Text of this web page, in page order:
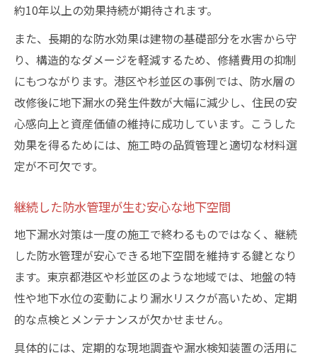
約10年以上の効果持続が期待されます。
また、長期的な防水効果は建物の基礎部分を水害から守
り、構造的なダメージを軽減するため、修繕費用の抑制
にもつながります。港区や杉並区の事例では、防水層の
改修後に地下漏水の発生件数が大幅に減少し、住民の安
心感向上と資産価値の維持に成功しています。こうした
効果を得るためには、施工時の品質管理と適切な材料選
定が不可欠です。
継続した防水管理が生む安心な地下空間
地下漏水対策は一度の施工で終わるものではなく、継続
した防水管理が安心できる地下空間を維持する鍵となり
ます。東京都港区や杉並区のような地域では、地盤の特
性や地下水位の変動により漏水リスクが高いため、定期
的な点検とメンテナンスが欠かせません。
具体的には、定期的な現地調査や漏水検知装置の活用に